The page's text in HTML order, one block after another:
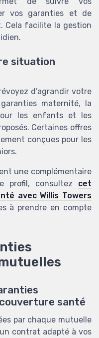
vos garanties et de
Cela facilite la gestion
situation
d’agrandir votre
maternité, la
les enfants et les
Certaines offres
conçues pour les
une complémentaire
profil, consultez cet
avec Willis Towers
à prendre en compte
santé
par chaque mutuelle
contrat adapté à vos